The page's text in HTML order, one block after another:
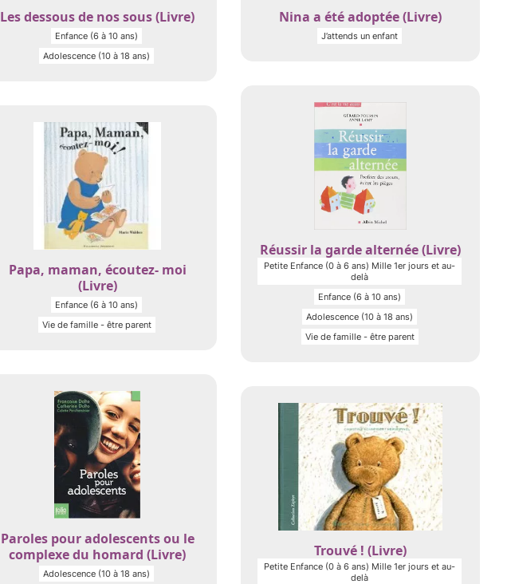
Les dessous de nos sous (Livre)
Enfance (6 à 10 ans)
Adolescence (10 à 18 ans)
Nina a été adoptée (Livre)
J’attends un enfant
Réussir la garde alternée (Livre)
Petite Enfance (0 à 6 ans) Mille 1er jours et au-
delà
Enfance (6 à 10 ans)
Adolescence (10 à 18 ans)
Vie de famille - être parent
Papa, maman, écoutez- moi
(Livre)
Enfance (6 à 10 ans)
Vie de famille - être parent
Paroles pour adolescents ou le
complexe du homard (Livre)
Adolescence (10 à 18 ans)
Trouvé ! (Livre)
Petite Enfance (0 à 6 ans) Mille 1er jours et au-
delà